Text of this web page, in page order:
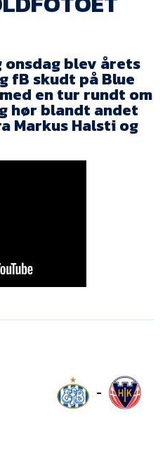
Fodbold
onsdag blev årets
fB skudt på Blue
en tur rundt om
hør blandt andet
Markus Halsti og
-